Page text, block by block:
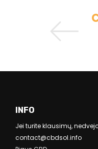
INFO
Jei turite klausimų,
contact@cbdsol.info